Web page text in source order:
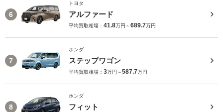
6
トヨタ
アルファード
平均買取相場： 41.8万円～689.7万円
7
ホンダ
ステップワゴン
平均買取相場： 3万円～587.7万円
8
ホンダ
フィット